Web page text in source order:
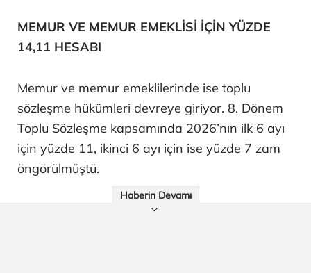
MEMUR VE MEMUR EMEKLİSİ İÇİN YÜZDE
14,11 HESABI
Memur ve memur emeklilerinde ise toplu
sözleşme hükümleri devreye giriyor. 8. Dönem
Toplu Sözleşme kapsamında 2026’nın ilk 6 ayı
için yüzde 11, ikinci 6 ayı için ise yüzde 7 zam
öngörülmüştü.
Haberin Devamı